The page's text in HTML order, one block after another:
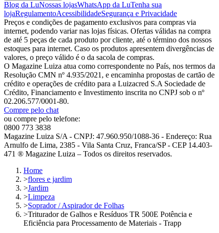
Blog da LuNossas lojasWhatsApp da LuTenha sua
lojaRegulamentoAcessibilidadeSegurança e Privacidade
Preços e condições de pagamento exclusivos para compras via
internet, podendo variar nas lojas físicas. Ofertas válidas na compra
de até 5 peças de cada produto por cliente, até o término dos nossos
estoques para internet. Caso os produtos apresentem divergências de
valores, o preço válido é o da sacola de compras.
O Magazine Luiza atua como correspondente no País, nos termos da
Resolução CMN nº 4.935/2021, e encaminha propostas de cartão de
crédito e operações de crédito para a Luizacred S.A Sociedade de
Crédito, Financiamento e Investimento inscrita no CNPJ sob o nº
02.206.577/0001-80.
Compre pelo chat
ou compre pelo telefone:
0800 773 3838
Magazine Luiza S/A - CNPJ: 47.960.950/1088-36 - Endereço: Rua
Arnulfo de Lima, 2385 - Vila Santa Cruz, Franca/SP - CEP 14.403-
471 ® Magazine Luiza – Todos os direitos reservados.
Home
>flores e jardim
>Jardim
>Limpeza
>Soprador / Aspirador de Folhas
>Triturador de Galhos e Resíduos TR 500E Potência e
Eficiência para Processamento de Materiais - Trapp